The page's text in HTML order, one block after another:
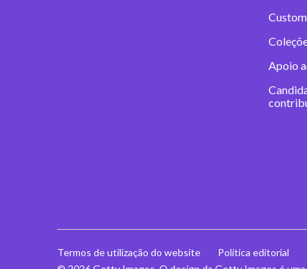
Apoio
Termos de utilização do website Política editorial